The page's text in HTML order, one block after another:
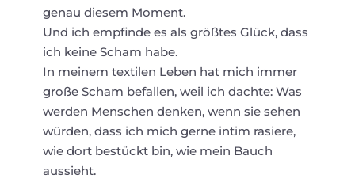
genau diesem Moment.
Und ich empfinde es als größtes Glück, dass
ich keine Scham habe.
In meinem textilen Leben hat mich immer
große Scham befallen, weil ich dachte: Was
werden Menschen denken, wenn sie sehen
würden, dass ich mich gerne intim rasiere,
wie dort bestückt bin, wie mein Bauch
aussieht.